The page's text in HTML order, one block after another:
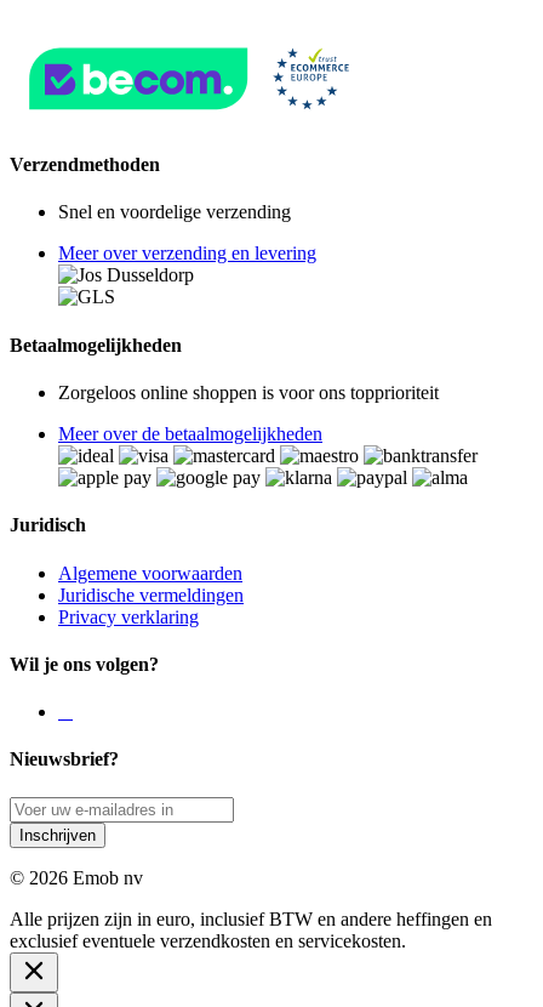
Verzendmethoden
Snel en voordelige verzending
Meer over verzending en levering
Betaalmogelijkheden
Zorgeloos online shoppen is voor ons topprioriteit
Meer over de betaalmogelijkheden
Juridisch
Algemene voorwaarden
Juridische vermeldingen
Privacy verklaring
Wil je ons volgen?
Nieuwsbrief?
Inschrijven
© 2026 Emob nv
Alle prijzen zijn in euro, inclusief BTW en andere heffingen en
exclusief eventuele verzendkosten en servicekosten.